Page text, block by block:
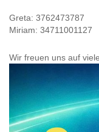
Greta: 3762473787
Miriam: 34711001127
Wir freuen uns auf